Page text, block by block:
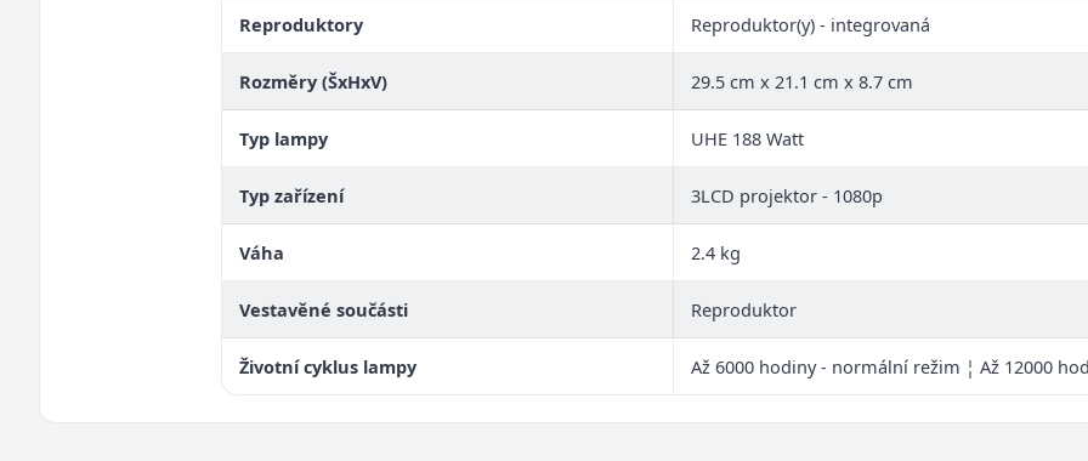
Reproduktory Reproduktor(y) - integrovaná
Rozměry (ŠxHxV) 29.5 cm x 21.1 cm x 8.7 cm
Typ lampy UHE 188 Watt
Typ zařízení 3LCD projektor - 1080p
Váha 2.4 kg
Vestavěné součásti Reproduktor
Životní cyklus lampy Až 6000 hodiny - normální režim ¦ Až 12000